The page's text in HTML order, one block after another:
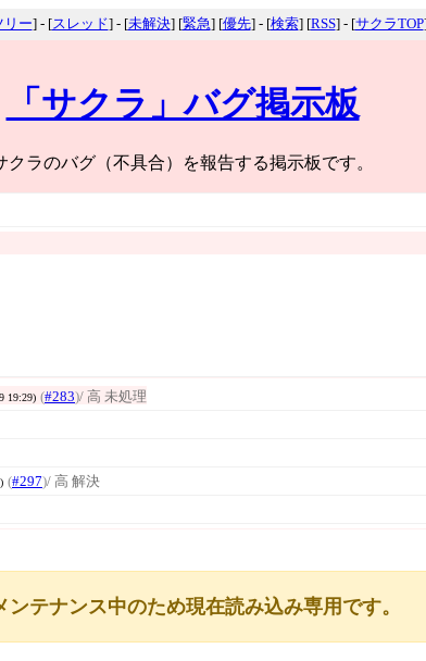
リー] - [スレッド] - [未解決] [緊急] [優先] - [検索] [RSS] - [サクラTOP
「サクラ」バグ掲示板
クラのバグ（不具合）を報告する掲示板です。
19:29) (#283)/ 高 未処理
(#297)/ 高 解決
ンテナンス中のため現在読み込み専用です。